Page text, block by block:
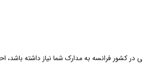
کشور فرانسه به مدارک شما نیاز داشته باشد،